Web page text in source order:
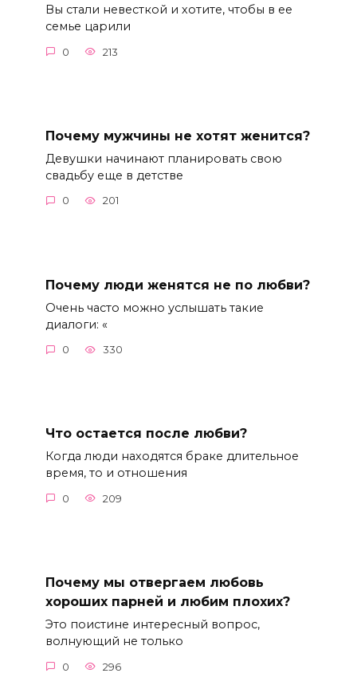
Вы стали невесткой и хотите, чтобы в ее
семье царили
0 213
Почему мужчины не хотят женится?
Девушки начинают планировать свою
свадьбу еще в детстве
0 201
Почему люди женятся не по любви?
Очень часто можно услышать такие
диалоги: «
0 330
Что остается после любви?
Когда люди находятся браке длительное
время, то и отношения
0 209
Почему мы отвергаем любовь
хороших парней и любим плохих?
Это поистине интересный вопрос,
волнующий не только
0 296